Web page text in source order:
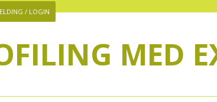
/ LOGIN
MED